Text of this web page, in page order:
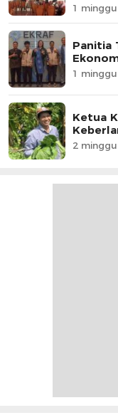
1
Panitia
1
Ketua
2